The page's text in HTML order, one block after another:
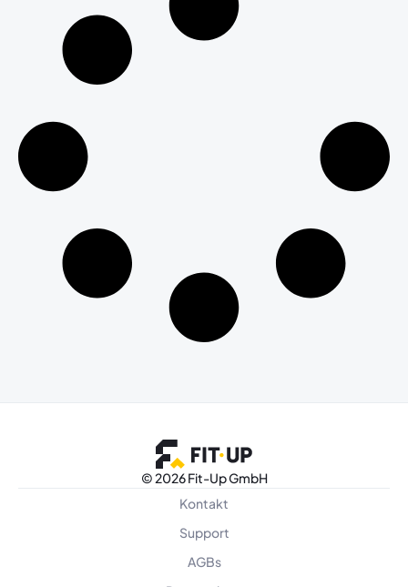
©2026 Fit-Up GmbH
Kontakt
Support
AGBs